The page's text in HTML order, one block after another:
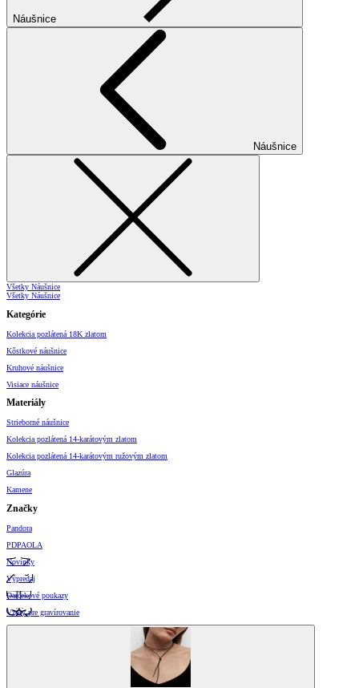
Náušnice
Náušnice
Všetky Náušnice
Všetky Náušnice
Kategórie
Kolekcia pozlátená 18K zlatom
Kôstkové náušnice
Kruhové náušnice
Visiace náušnice
Materiály
Strieborné náušnice
Kolekcia pozlátená 14-karátovým zlatom
Kolekcia pozlátená 14-karátovým ružovým zlatom
Glazúra
Kamene
Značky
Pandora
PDPAOLA
Novinky
Výpredaj
Darčekové poukazy
Vzory pre gravírovanie